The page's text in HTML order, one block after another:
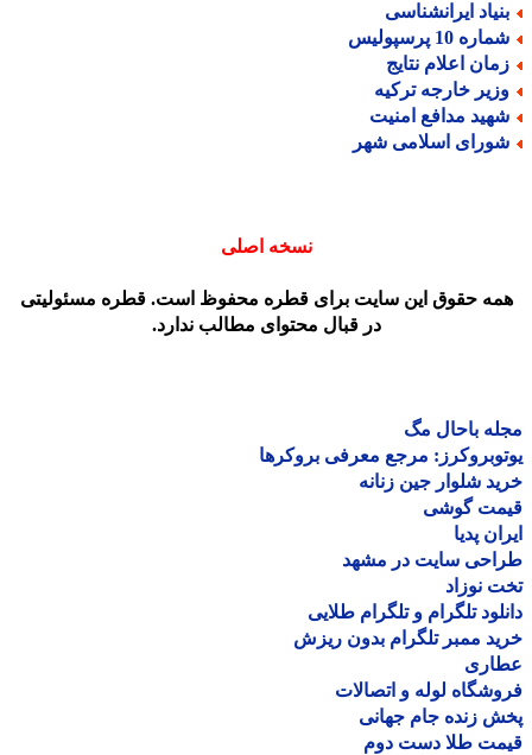
ایرانشناسی
10 پرسپولیس
اعلام نتایج
خارجه ترکیه
مدافع امنیت
اسلامی شهر
نسخه اصلی
حقوق این سایت برای قطره محفوظ است. قطره مسئولیتی
در قبال محتوای مطالب ندارد.
باحال مگ
مرجع معرفی بروکرها
شلوار جین زنانه
گوشی
پدیا
سایت در مشهد
نوزاد
تلگرام و تلگرام طلایی
ممبر تلگرام بدون ریزش
لوله و اتصالات
زنده جام جهانی
طلا دست دوم